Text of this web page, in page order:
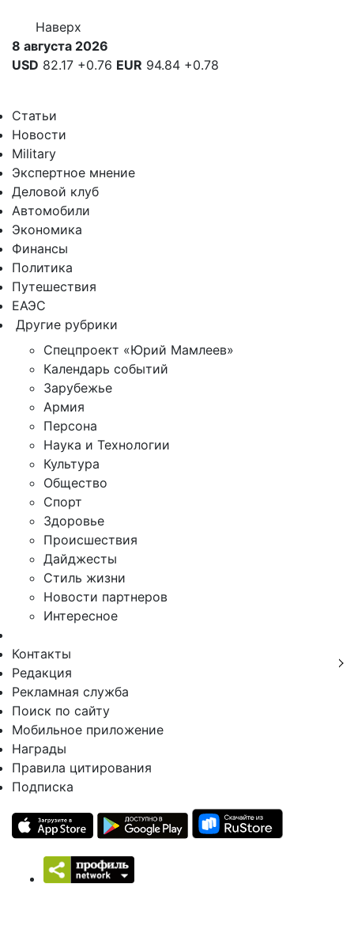
Наверх
8 августа 2026
USD 82.17 +0.76 EUR 94.84 +0.78
Статьи
Новости
Military
Экспертное мнение
Деловой клуб
Автомобили
Экономика
Финансы
Политика
Путешествия
ЕАЭС
Другие рубрики
Спецпроект «Юрий Мамлеев»
Календарь событий
Зарубежье
Армия
Персона
Наука и Технологии
Культура
Общество
Спорт
Здоровье
Происшествия
Дайджесты
Стиль жизни
Новости партнеров
Интересное
Контакты
Редакция
Рекламная служба
Поиск по сайту
Мобильное приложение
Награды
Правила цитирования
Подписка